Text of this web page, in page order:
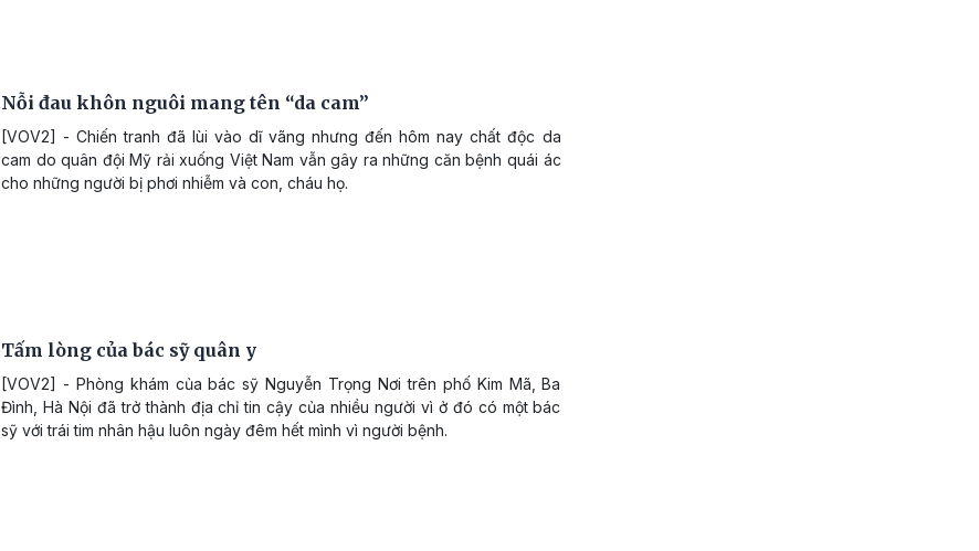
Nỗi đau khôn nguôi mang tên “da cam”
[VOV2] - Chiến tranh đã lùi vào dĩ vãng nhưng đến hôm nay chất độc da
cam do quân đội Mỹ rải xuống Việt Nam vẫn gây ra những căn bệnh quái ác
cho những người bị phơi nhiễm và con, cháu họ.
Tấm lòng của bác sỹ quân y
[VOV2] - Phòng khám của bác sỹ Nguyễn Trọng Nơi trên phố Kim Mã, Ba
Đình, Hà Nội đã trở thành địa chỉ tin cậy của nhiều người vì ở đó có một bác
sỹ với trái tim nhân hậu luôn ngày đêm hết mình vì người bệnh.